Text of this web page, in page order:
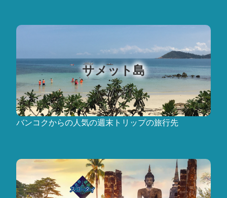
サメット島
バンコクからの人気の週末トリップの旅行先